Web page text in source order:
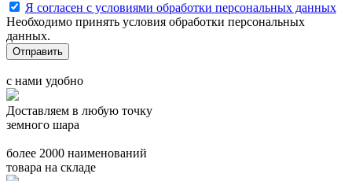
Я согласен с условиями обработки персональных данных
Необходимо принять условия обработки персональных
данных.
с нами удобно
Доставляем в любую точку
земного шара
более 2000 наименований
товара на складе